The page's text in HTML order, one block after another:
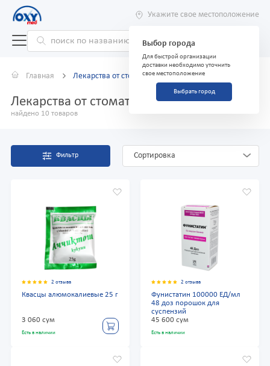
Укажите свое местоположение
Выбор города
Для быстрой организации
доставки необходимо уточнить
свое местоположение
Выбрать город
Главная Лекарства от стоматита
Лекарства от стоматита
найдено 10 товаров
Фильтр Сортировка
2 отзыва
Квасцы алюмокалиевые 25 г
3 060 сум
Есть в наличии
2 отзыва
Фунистатин 100000 ЕД/мл
48 доз порошок для
суспензий
45 600 сум
Есть в наличии